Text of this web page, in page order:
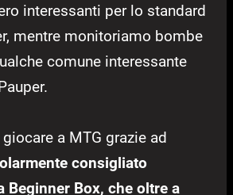
interessanti per lo standard
mentre monitoriamo bombe
comune interessante
a MTG grazie ad
consigliato
Beginner Box, che oltre a